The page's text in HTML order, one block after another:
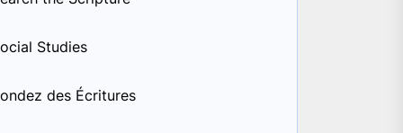
Studies
des Écritures